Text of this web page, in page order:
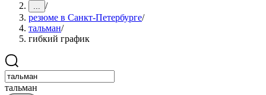
... /
резюме в Санкт-Петербурге/
тальман/
гибкий график
тальман